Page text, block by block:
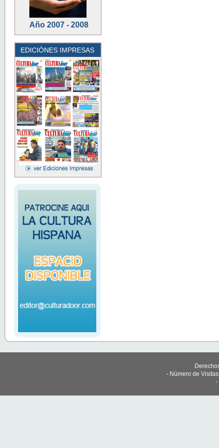
Año 2007 - 2008
EDICIÓNES IMPRESAS
- Número de
-